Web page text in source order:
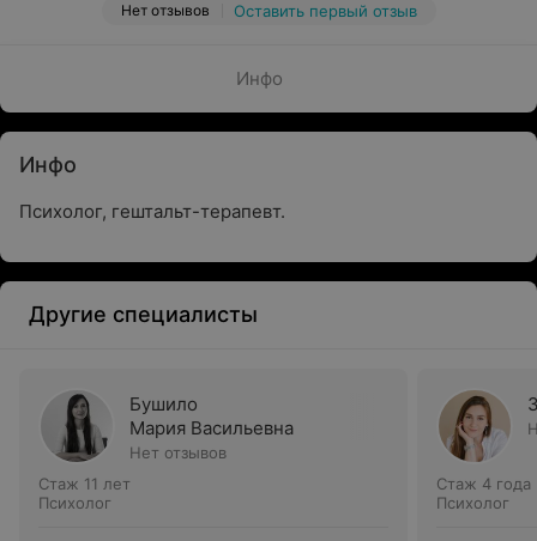
Нет отзывов Оставить первый отзыв
Инфо
Инфо
Психолог, гештальт-терапевт.
Другие специалисты
Бушило
Мария Васильевна
Нет отзывов
Стаж 11 лет
Психолог
Стаж 4 года
Психолог